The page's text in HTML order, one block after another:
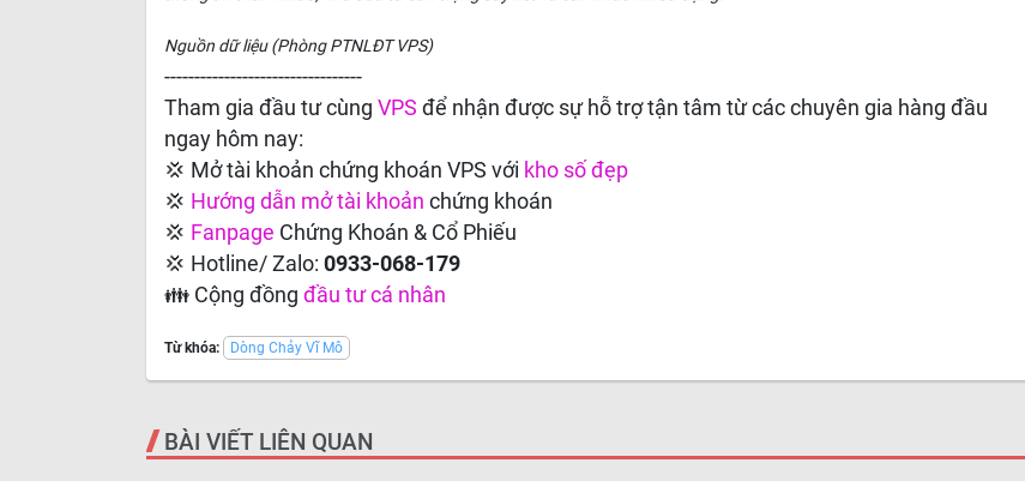
Nguồn dữ liệu (Phòng PTNLĐT VPS)
---------------------------------
Tham gia đầu tư cùng VPS để nhận được sự hỗ trợ tận tâm từ các chuyên gia hàng đầu
ngay hôm nay:
💢 Mở tài khoản chứng khoán VPS với kho số đẹp
💢 Hướng dẫn mở tài khoản chứng khoán
💢 Fanpage Chứng Khoán & Cổ Phiếu
💢 Hotline/ Zalo: 0933-068-179
👪 Cộng đồng đầu tư cá nhân
Từ khóa: Dòng Chảy Vĩ Mô
BÀI VIẾT LIÊN QUAN